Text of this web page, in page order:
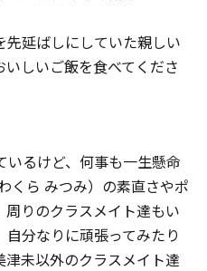
延ばしにしていた親しい
しいご飯を食べてくださ
るけど、何事も一生懸命
くら みつみ）の素直さやポ
りのクラスメイト達もい
分なりに頑張ってみたり
津未以外のクラスメイト達